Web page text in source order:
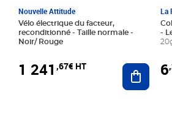
Nouvelle Attitude
Vélo électrique du facteur,
reconditionné - Taille normale -
Noir/ Rouge
1 241 ,67€ HT Ajouter
La
-
6